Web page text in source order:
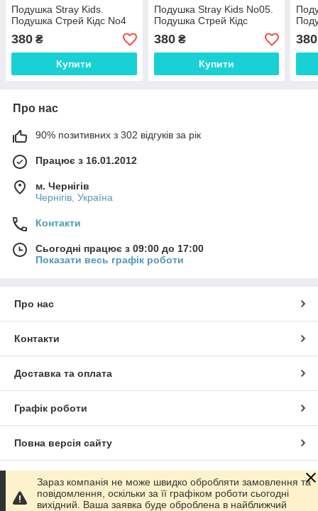
Подушка Stray Kids.
Подушка Стрей Кідс No4
380 ₴
Купити
Подушка Stray Kids No05.
Подушка Стрей Кідс
380₴
Купити
380
Про нас
90% позитивних з 302 відгуків за рік
Працює з 16.01.2012
м. Чернігів
Чернігів, Україна
Контакти
Сьогодні працює з 09:00 до 17:00
Показати весь графік роботи
Про нас
Контакти
Доставка та оплата
Графік роботи
Повна версія сайту
Сайт створено на маркетплейсіProm.ua
Зараз компанія не може швидко обробляти замовлення та
повідомлення, оскільки за її графіком роботи сьогодні
вихідний. Ваша заявка буде оброблена в найближчий